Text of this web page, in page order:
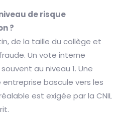
de risque
?
de la taille du collège et
Un vote interne
au niveau 1. Une
entreprise bascule vers les
est exigée par la CNIL